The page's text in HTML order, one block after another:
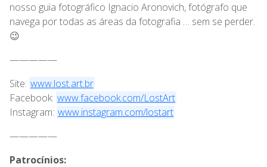
nosso guia fotográfico Ignacio Aronovich, fotógrafo que
navega por todas as áreas da fotografia … sem se perder.
😉
—————
Site: www.lost.art.br
Facebook: www.facebook.com/LostArt
Instagram: www.instagram.com/lostart
—————
Patrocínios: